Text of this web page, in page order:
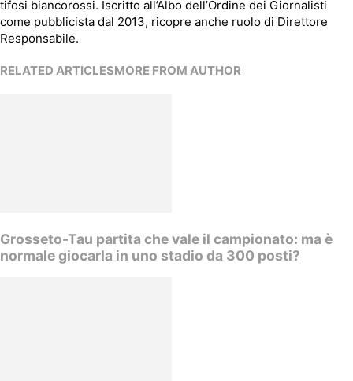
tifosi biancorossi. Iscritto all’Albo dell’Ordine dei Giornalisti
come pubblicista dal 2013, ricopre anche ruolo di Direttore
Responsabile.
RELATED ARTICLESMORE FROM AUTHOR
Grosseto-Tau partita che vale il campionato: ma è
normale giocarla in uno stadio da 300 posti?